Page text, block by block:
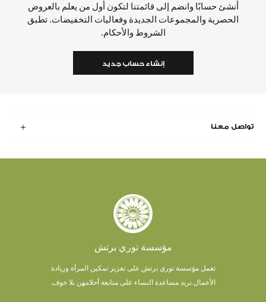
أنشئ حسابًا وانضم إلى قائمتنا لتكون أول من يعلم بالعروض
الحصرية والمجموعات الجديدة وفعاليات التخفيضات. تطبق
الشروط والأحكام.
إنشاء حساب جديد
تواصل معنا
مؤسسة توري برتش
تعمل مؤسسة توري برتش على تعزيز تمكين المرأة وريادة
الأعمال.نريد مساعدة النساء على متابعة أحلامهن بلا خوف.